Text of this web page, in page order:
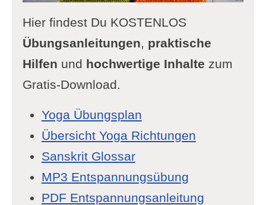
Hier findest Du KOSTENLOS
Übungsanleitungen, praktische
Hilfen und hochwertige Inhalte zum
Gratis-Download.
Yoga Übungsplan
Übersicht Yoga Richtungen
Sanskrit Glossar
MP3 Entspannungsübung
PDF Entspannungsanleitung